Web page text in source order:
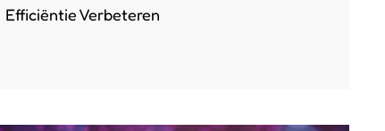
Efficiëntie Verbeteren